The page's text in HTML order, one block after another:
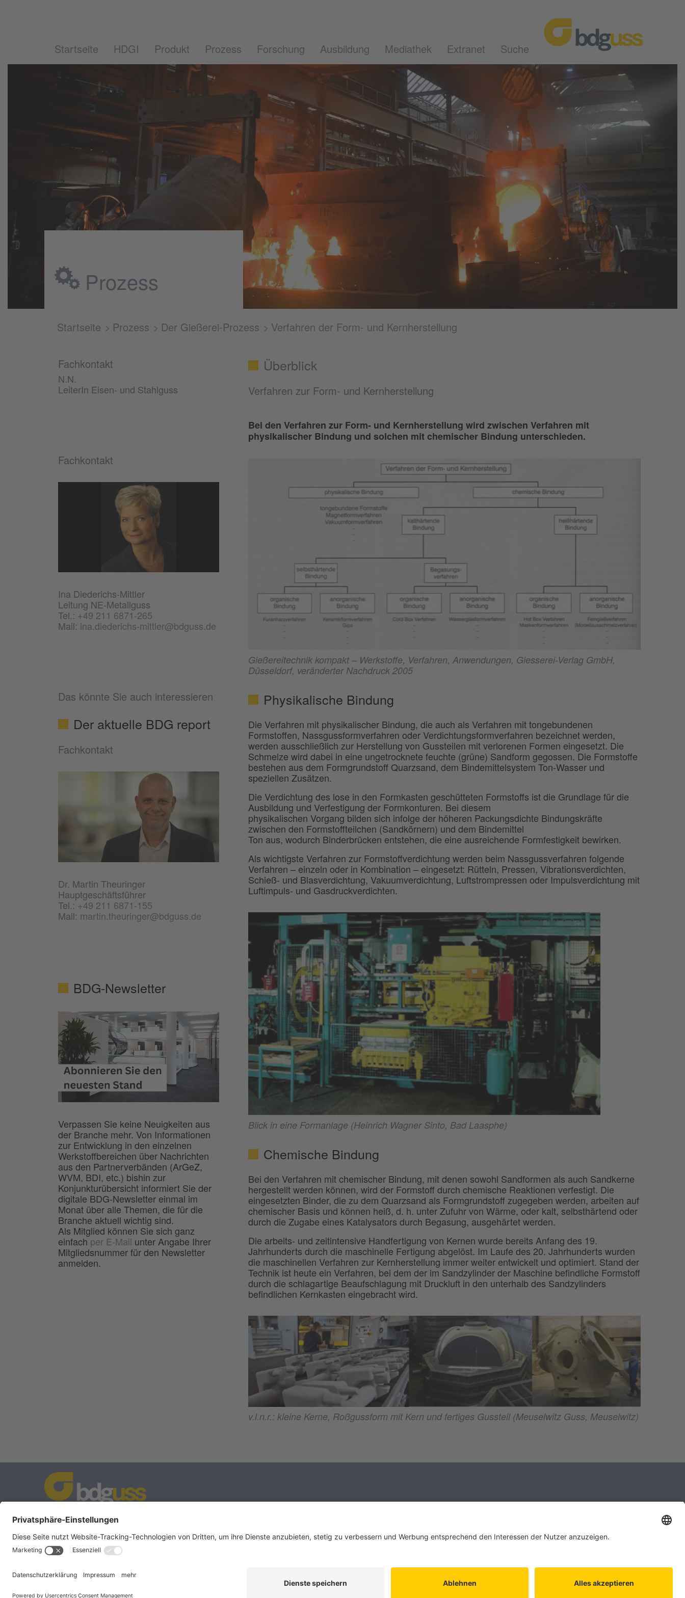
Startseite HDGI Produkt Prozess Forschung Ausbildung Mediathek Extranet Suche
Prozess
Startseite Prozess Der Gießerei-Prozess Verfahren der Form- und Kernherstellung
Fachkontakt
N.N.
LeiterIn Eisen- und Stahlguss
Fachkontakt
Ina Diederichs-Mittler
Leitung NE-Metallguss
Tel.: +49 211 6871-265
Mail: ina.diederichs-mittler@bdguss.de
Das könnte Sie auch interessieren
Der aktuelle BDG report
Fachkontakt
Dr. Martin Theuringer
Hauptgeschäftsführer
Tel.:+49 211 6871-155
Mail: martin.theuringer@bdguss.de
BDG-Newsletter
Verpassen Sie keine Neuigkeiten aus
der Branche mehr. Von Informationen
zur Entwicklung in den einzelnen
Werkstoffbereichen über Nachrichten
aus den Partnerverbänden (ArGeZ,
WVM, BDI, etc.) bishin zur
Konjunkturübersicht informiert Sie der
digitale BDG-Newsletter einmal im
Monat über alle Themen, die für die
Branche aktuell wichtig sind.
Als Mitglied können Sie sich ganz
einfachper E-Mail unter Angabe Ihrer
Mitgliedsnummer für den Newsletter
anmelden.
Überblick
Verfahren zur Form- und Kernherstellung
Bei den Verfahren zur Form- und Kernherstellung wird zwischen Verfahren mit
physikalischer Bindung und solchen mit chemischer Bindung unterschieden.
Gießereitechnik kompakt – Werkstoffe, Verfahren, Anwendungen, Giesserei-Verlag GmbH,
Düsseldorf, veränderter Nachdruck 2005
Physikalische Bindung
Die Verfahren mit physikalischer Bindung, die auch als Verfahren mit tongebundenen
Formstoffen, Nassgussformverfahren oder Verdichtungsformverfahren bezeichnet werden,
werden ausschließlich zur Herstellung von Gussteilen mit verlorenen Formen eingesetzt. Die
Schmelze wird dabei in eine ungetrocknete feuchte (grüne) Sandform gegossen. Die Formstoffe
bestehen aus dem Formgrundstoff Quarzsand, dem Bindemittelsystem Ton-Wasser und
speziellen Zusätzen.
Die Verdichtung des lose in den Formkasten geschütteten Formstoffs ist die Grundlage für die
Ausbildung und Verfestigung der Formkonturen. Bei diesem
physikalischen Vorgang bilden sich infolge der höheren Packungsdichte Bindungskräfte
zwischen den Formstoffteilchen (Sandkörnern) und dem Bindemittel
Ton aus, wodurch Binderbrücken entstehen, die eine ausreichende Formfestigkeit bewirken.
Als wichtigste Verfahren zur Formstoffverdichtung werden beim Nassgussverfahren folgende
Verfahren – einzeln oder in Kombination – eingesetzt: Rütteln, Pressen, Vibrationsverdichten,
Schieß- und Blasverdichtung, Vakuumverdichtung, Luftstrompressen oder Impulsverdichtung mit
Luftimpuls- und Gasdruckverdichten.
Blick in eine Formanlage (Heinrich Wagner Sinto, Bad Laasphe)
Chemische Bindung
Bei den Verfahren mit chemischer Bindung, mit denen sowohl Sandformen als auch Sandkerne
hergestellt werden können, wird der Formstoff durch chemische Reaktionen verfestigt. Die
eingesetzten Binder, die zu dem Quarzsand als Formgrundstoff zugegeben werden, arbeiten auf
chemischer Basis und können heiß, d. h. unter Zufuhr von Wärme, oder kalt, selbsthärtend oder
durch die Zugabe eines Katalysators durch Begasung, ausgehärtet werden.
Die arbeits- und zeitintensive Handfertigung von Kernen wurde bereits Anfang des 19.
Jahrhunderts durch die maschinelle Fertigung abgelöst. Im Laufe des 20. Jahrhunderts wurden
die maschinellen Verfahren zur Kernherstellung immer weiter entwickelt und optimiert. Stand der
Technik ist heute ein Verfahren, bei dem der im Sandzylinder der Maschine befindliche Formstoff
durch die schlagartige Beaufschlagung mit Druckluft in den unterhalb des Sandzylinders
befindlichen Kernkasten eingebracht wird.
v.l.n.r.: kleine Kerne, Roßgussform mit Kern und fertiges Gussteil (Meuselwitz Guss, Meuselwitz)
BDG–Bundesverband der
Deutschen Gießerei-Industrie e.V.
Hansaallee 203
40549 Düsseldorf
Telefax:0211 - 68 71 - 3333
E-Mail:
info(at)bdguss.de